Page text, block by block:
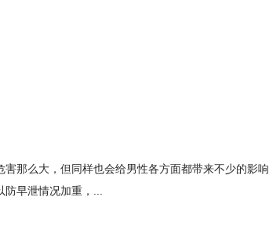
那么大，但同样也会给男性各方面都带来不少的影响
早泄情况加重，...